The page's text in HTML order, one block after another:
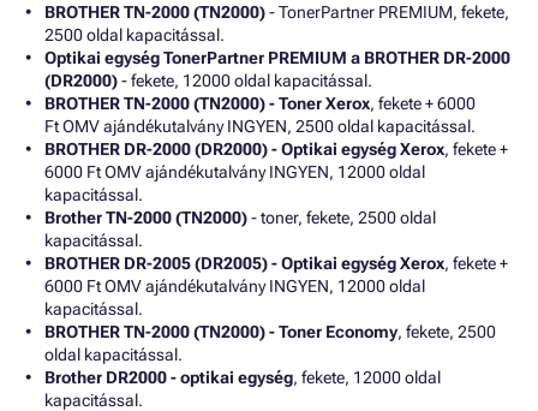
BROTHER TN-2000 (TN2000)- TonerPartner PREMIUM, fekete,
2500 oldal kapacitással.
Optikai egység TonerPartner PREMIUM a BROTHER DR-2000
(DR2000)- fekete, 12000 oldal kapacitással.
BROTHER TN-2000 (TN2000) - Toner Xerox, fekete + 6000
Ft OMV ajándékutalvány INGYEN, 2500 oldal kapacitással.
BROTHER DR-2000 (DR2000) - Optikai egység Xerox, fekete +
6000 Ft OMV ajándékutalvány INGYEN, 12000 oldal
kapacitással.
Brother TN-2000 (TN2000)- toner, fekete, 2500 oldal
kapacitással.
BROTHER DR-2005 (DR2005) - Optikai egység Xerox, fekete +
6000 Ft OMV ajándékutalvány INGYEN, 12000 oldal
kapacitással.
BROTHER TN-2000 (TN2000) - Toner Economy, fekete, 2500
oldal kapacitással.
Brother DR2000 - optikai egység, fekete, 12000 oldal
kapacitással.